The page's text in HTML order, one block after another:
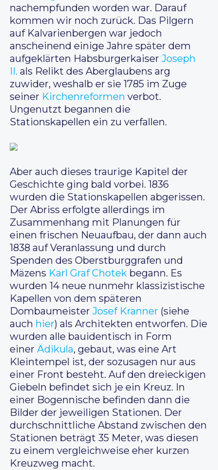
nachempfunden worden war. Darauf
kommen wir noch zurück. Das Pilgern
auf Kalvarienbergen war jedoch
anscheinend einige Jahre später dem
aufgeklärten Habsburgerkaiser Joseph
II. als Relikt des Aberglaubens arg
zuwider, weshalb er sie 1785 im Zuge
seiner Kirchenreformen verbot.
Ungenutzt begannen die
Stationskapellen ein zu verfallen.
Aber auch dieses traurige Kapitel der
Geschichte ging bald vorbei. 1836
wurden die Stationskapellen abgerissen.
Der Abriss erfolgte allerdings im
Zusammenhang mit Planungen für
einen frischen Neuaufbau, der dann auch
1838 auf Veranlassung und durch
Spenden des Oberstburggrafen und
Mäzens Karl Graf Chotek begann. Es
wurden 14 neue nunmehr klassizistische
Kapellen von dem späteren
Dombaumeister Josef Kranner (siehe
auch hier) als Architekten entworfen. Die
wurden alle bauidentisch in Form
einer Ädikula, gebaut, was eine Art
Kleintempel ist, der sozusagen nur aus
einer Front besteht. Auf den dreieckigen
Giebeln befindet sich je ein Kreuz. In
einer Bogennische befinden dann die
Bilder der jeweiligen Stationen. Der
durchschnittliche Abstand zwischen den
Stationen beträgt 35 Meter, was diesen
zu einem vergleichweise eher kurzen
Kreuzweg macht.